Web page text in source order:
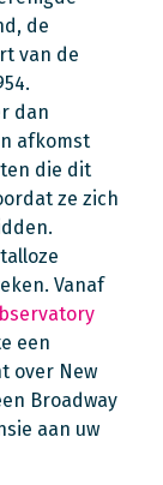
de
van de
dan
afkomst
die dit
ze zich
Vanaf
een
over New
Broadway
aan uw